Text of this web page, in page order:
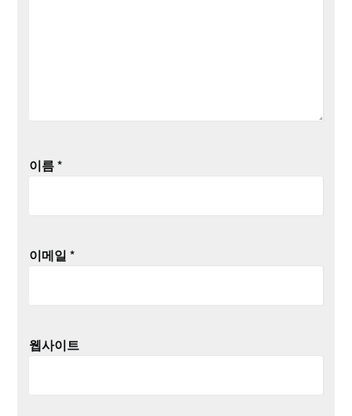
이름*
이메일*
웹사이트